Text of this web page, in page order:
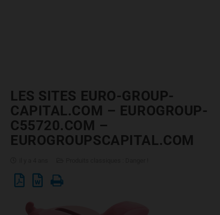
LES SITES EURO-GROUP-
CAPITAL.COM – EUROGROUP-
C55720.COM –
EUROGROUPSCAPITAL.COM